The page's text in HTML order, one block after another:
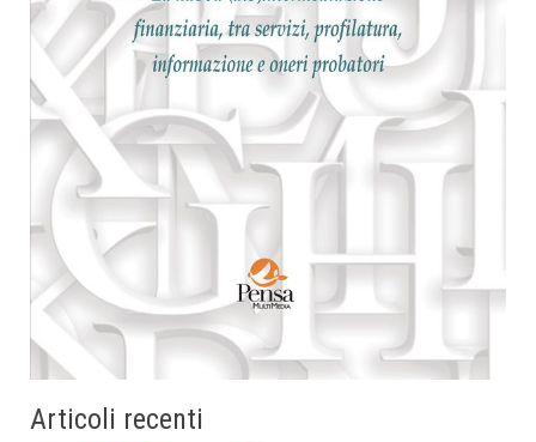
Articoli recenti